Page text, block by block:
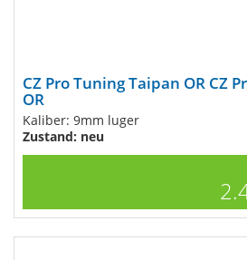
CZ Pro Tuning Taipan OR CZ
OR
Kaliber: 9mm luger
Zustand: neu